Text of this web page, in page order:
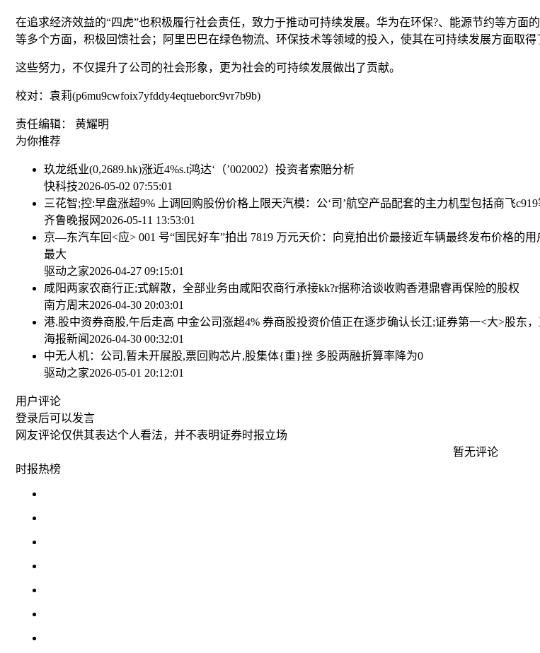
在追求经济效益的“四虎”也积极履行社会责任，致力于推动可持续发展。华为在环保?、能源节约等方
等多个方面，积极回馈社会；阿里巴巴在绿色物流、环保技术等领域的投入，使其在可持续发展方面取
这些努力，不仅提升了公司的社会形象，更为社会的可持续发展做出了贡献。
校对：袁莉(p6mu9cwfoix7yfddy4eqtueborc9vr7b9b)
责任编辑： 黄耀明
为你推荐
玖龙纸业(0,2689.hk)涨近4%s.t鸿达‘（’002002）投资者索赔分析
快科技2026-05-02 07:55:01
三花智;控:早盘涨超9% 上调回购股份价格上限天汽模：公‘司’航空产品配套的主力机型包括商飞
齐鲁晚报网 2026-05-11 13:53:01
京—东汽车回<应> 001 号“国民好车”拍出 7819 万元天价：向竞拍出价最接近车辆最终发布价格的用
最大
驱动之家2026-04-27 09:15:01
咸阳两家农商行正;式解散，全部业务由咸阳农商行承接kk?r据称洽谈收购香港鼎睿再保险的股权
南方周末2026-04-30 20:03:01
港.股中资券商股,午后走高 中金公司涨超4% 券商股投资价值正在逐步确认长江;证券第一<大>股东，
海报新闻 2026-04-30 00:32:01
中无人机：公司,暂未开展股,票回购芯片,股集体{重}挫 多股两融折算率降为0
驱动之家2026-05-01 20:12:01
用户评论
登录后可以发言
网友评论仅供其表达个人看法，并不表明证券时报立场
暂无评论
时报热榜